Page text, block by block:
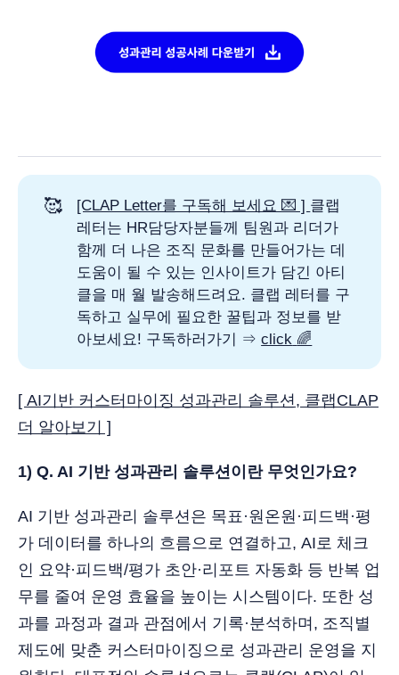
🥰 [CLAP Letter를 구독해 보세요 💌 ] 클랩
레터는 HR담당자분들께 팀원과 리더가
함께 더 나은 조직 문화를 만들어가는 데
도움이 될 수 있는 인사이트가 담긴 아티
클을 매 월 발송해드려요. 클랩 레터를 구
독하고 실무에 필요한 꿀팁과 정보를 받
아보세요! 구독하러가기 ⇒click 🌈
[ AI기반 커스터마이징 성과관리 솔루션, 클랩CLAP
더 알아보기 ]
1) Q. AI 기반 성과관리 솔루션이란 무엇인가요?
AI 기반 성과관리 솔루션은 목표·원온원·피드백·평
가 데이터를 하나의 흐름으로 연결하고, AI로 체크
인 요약·피드백/평가 초안·리포트 자동화 등 반복 업
무를 줄여 운영 효율을 높이는 시스템이다. 또한 성
과를 과정과 결과 관점에서 기록·분석하며, 조직별
제도에 맞춘 커스터마이징으로 성과관리 운영을 지